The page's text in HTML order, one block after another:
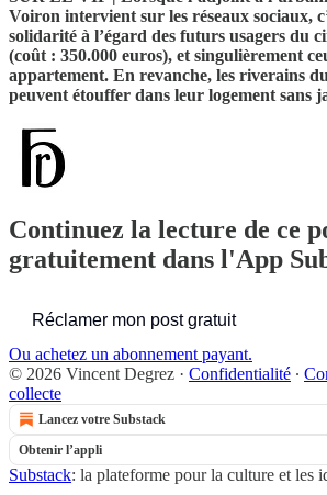
Voiron intervient sur les réseaux sociaux,
solidarité à l’égard des futurs usagers du
(coût : 350.000 euros), et singulièrement
appartement. En revanche, les riverains
peuvent étouffer dans leur logement sans
Continuez la lecture de ce
gratuitement dans l'App
Réclamer mon post gratuit
Ou achetez un abonnement payant.
© 2026 Vincent Degrez · Confidentialité ∙
collecte
Lancez votre Substack
Obtenir l’appli
Substack: la plateforme pour la culture et les